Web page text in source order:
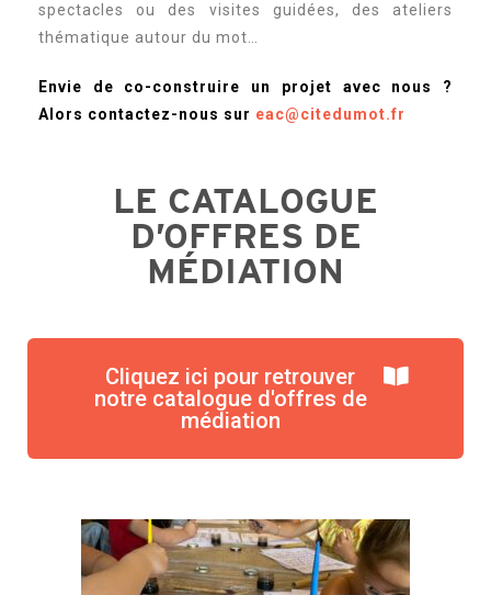
spectacles ou des visites guidées, des ateliers
thématique autour du mot…
Envie de co-construire un projet avec nous ?
Alors contactez-nous sur eac@citedumot.fr
LE CATALOGUE
D’OFFRES DE
MÉDIATION
Cliquez ici pour retrouver
notre catalogue d'offres de
médiation